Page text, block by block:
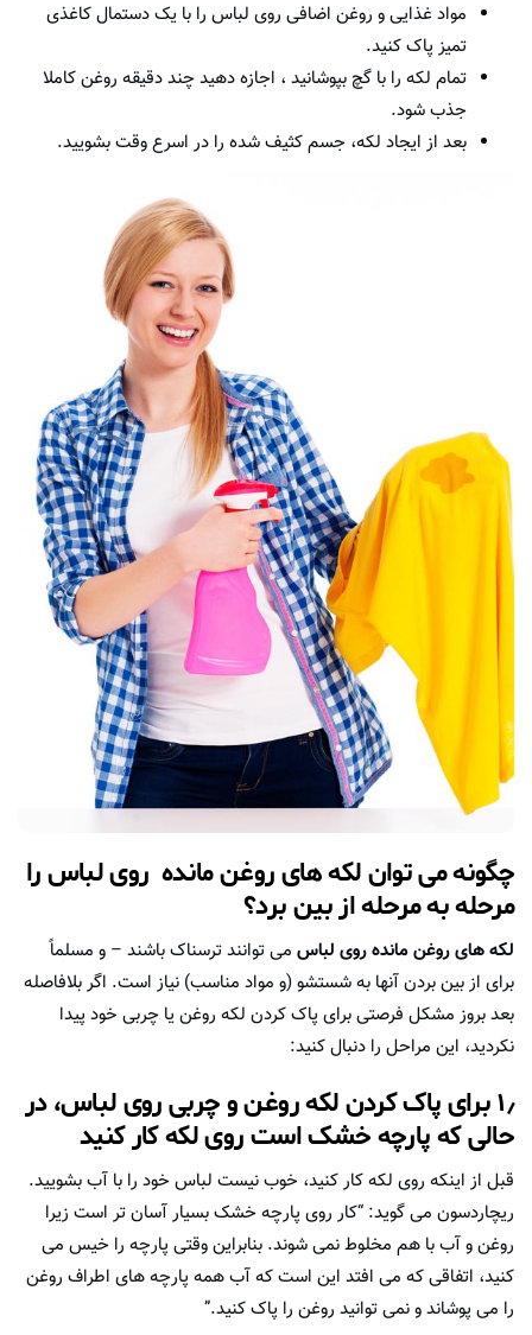
مواد غذایی و روغن اضافی روی لباس را با یک دستمال کاغذی
تمیز پاک کنید.
تمام لکه را با گچ بپوشانید ، اجازه دهید چند دقیقه روغن کاملا
جذب شود.
بعد از ایجاد لکه، جسم کثیف شده را در اسرع وقت بشویید.
چگونه می توان لکه های روغن مانده روی لباس را
مرحله به مرحله از بین برد؟
لکه های روغن مانده روی لباس می توانند ترسناک باشند – و مسلماً
برای از بین بردن آنها به شستشو (و مواد مناسب) نیاز است. اگر بلافاصله
بعد بروز مشکل فرصتی برای پاک کردن لکه روغن یا چربی خود پیدا
نکردید، این مراحل را دنبال کنید:
۱٫ برای پاک کردن لکه روغن و چربی روی لباس، در
حالی که پارچه خشک است روی لکه کار کنید
قبل از اینکه روی لکه کار کنید، خوب نیست لباس خود را با آب بشویید.
ریچاردسون می گوید: “کار روی پارچه خشک بسیار آسان تر است زیرا
روغن و آب با هم مخلوط نمی شوند. بنابراین وقتی پارچه را خیس می
کنید، اتفاقی که می افتد این است که آب همه پارچه های اطراف روغن
را می پوشاند و نمی توانید روغن را پاک کنید.”